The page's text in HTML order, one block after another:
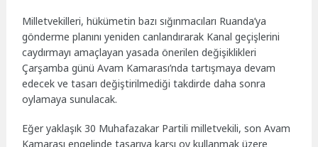
Milletvekilleri, hükümetin bazı sığınmacıları Ruanda’ya
gönderme planını yeniden canlandırarak Kanal geçişlerini
caydırmayı amaçlayan yasada önerilen değişiklikleri
Çarşamba günü Avam Kamarası’nda tartışmaya devam
edecek ve tasarı değiştirilmediği takdirde daha sonra
oylamaya sunulacak.
Eğer yaklaşık 30 Muhafazakar Partili milletvekili, son Avam
Kamarası engelinde tasarıya karşı oy kullanmak üzere